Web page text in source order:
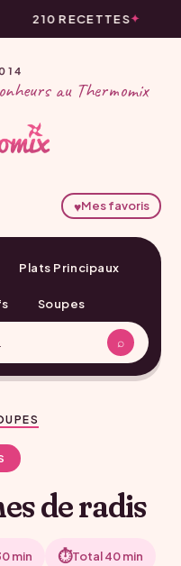
210 RECETTES
au Thermomix
♥Mes favoris
Plats Principaux
Soupes
⌕
de radis
min ⏱Total 40 min